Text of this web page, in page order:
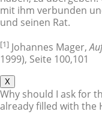
mit ihm verbunden
und seinen Rat.
[1] Johannes Mager,
1999), Seite 100,101
X
Why should I ask for
already filled with the